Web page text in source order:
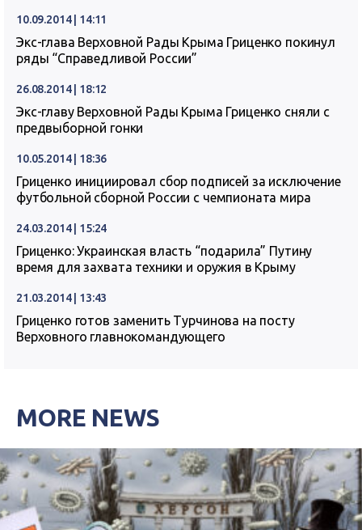
10.09.2014 | 14:11
Экс-глава Верховной Рады Крыма Гриценко покинул
ряды “Справедливой России”
26.08.2014 | 18:12
Экс-главу Верховной Рады Крыма Гриценко сняли с
предвыборной гонки
10.05.2014 | 18:36
Гриценко инициировал сбор подписей за исключение
футбольной сборной России с чемпионата мира
24.03.2014 | 15:24
Гриценко: Украинская власть “подарила” Путину
время для захвата техники и оружия в Крыму
21.03.2014 | 13:43
Гриценко готов заменить Турчинова на посту
Верховного главнокомандующего
MORE NEWS